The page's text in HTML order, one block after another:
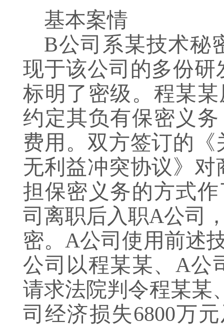
基本案情
B公司系某技术秘
现于该公司的多份
标明了密级。程某
约定其负有保密义
费用。双方签订的
无利益冲突协议》
担保密义务的方式
司离职后入职A公司
密。A公司使用前述
公司以程某某、A公
请求法院判令程某某
司经济损失6800万